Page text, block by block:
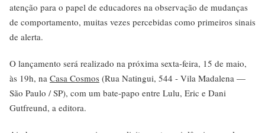
atenção para o papel de educadores na observação de mudanças
de comportamento, muitas vezes percebidas como primeiros sinais
de alerta.
O lançamento será realizado na próxima sexta-feira, 15 de maio,
às 19h, na Casa Cosmos (Rua Natingui, 544 - Vila Madalena —
São Paulo / SP), com um bate-papo entre Lulu, Eric e Dani
Gutfreund, a editora.